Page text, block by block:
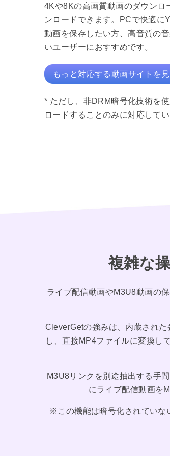
4Kや8Kの高画質動画のダウンロ
ンロードできます。PCで快適に
動画を保存したい方、高音質の
いユーザーにおすすめです。
もっと対応する動画サイトを
* ただし、非DRM暗号化技術を
ロードすることのみに対応してい
複雑な
ライブ配信動画やM3U8動画の
CleverGetの強みは、内蔵され
し、直接MP4ファイルに変換し
M3U8リンクを別途抽出する手
にライブ配信動画を
※この機能は暗号化されていな